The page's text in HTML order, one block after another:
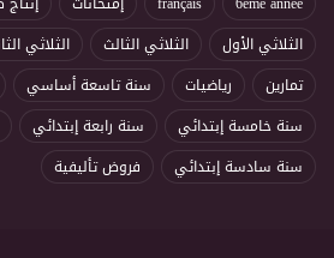
الثلاثي الأول
الثلاثي الثالث الثلاثي
تمارين
رياضيات سنة تاسعة أساسي
سنة خامسة إبتدائي
سنة رابعة إبتدائي
سنة سادسة إبتدائي
فروض تأليفية